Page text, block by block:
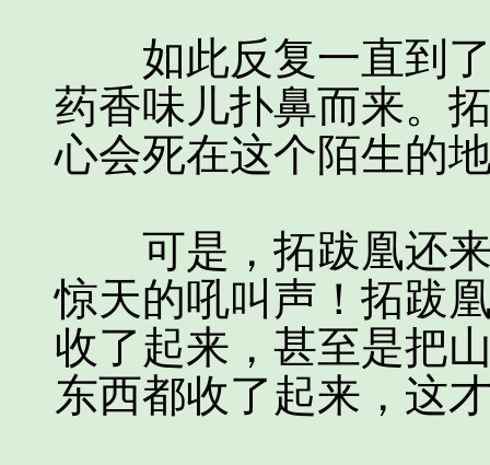
如此反复一直到了
药香味儿扑鼻而来。
心会死在这个陌生的
可是，拓跋凰还来
惊天的吼叫声！拓跋
收了起来，甚至是把
东西都收了起来，这